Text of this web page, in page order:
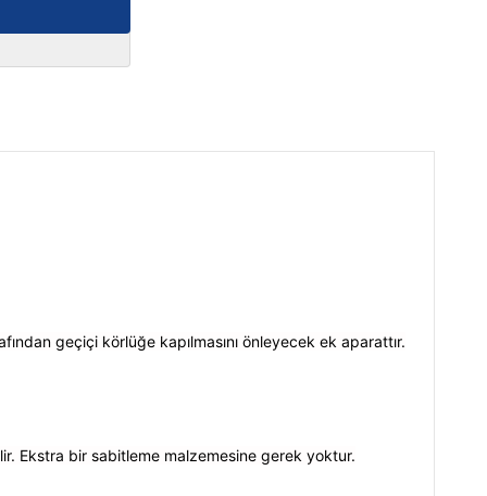
geçiçi körlüğe kapılmasını önleyecek ek aparattır.
Ekstra bir sabitleme malzemesine gerek yoktur.